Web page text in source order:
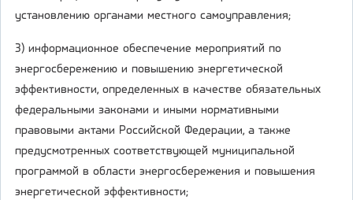
установлению органами местного самоуправления;
3) информационное обеспечение мероприятий по
энергосбережению и повышению энергетической
эффективности, определенных в качестве обязательных
федеральными законами и иными нормативными
правовыми актами Российской Федерации, а также
предусмотренных соответствующей муниципальной
программой в области энергосбережения и повышения
энергетической эффективности;